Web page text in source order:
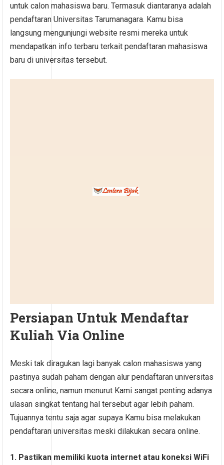
untuk calon mahasiswa baru. Termasuk diantaranya adalah
pendaftaran Universitas Tarumanagara. Kamu bisa
langsung mengunjungi website resmi mereka untuk
mendapatkan info terbaru terkait pendaftaran mahasiswa
baru di universitas tersebut.
Persiapan Untuk Mendaftar
Kuliah Via Online
Meski tak diragukan lagi banyak calon mahasiswa yang
pastinya sudah paham dengan alur pendaftaran universitas
secara online, namun menurut Kami sangat penting adanya
ulasan singkat tentang hal tersebut agar lebih paham.
Tujuannya tentu saja agar supaya Kamu bisa melakukan
pendaftaran universitas meski dilakukan secara online.
1. Pastikan memiliki kuota internet atau koneksi WiFi